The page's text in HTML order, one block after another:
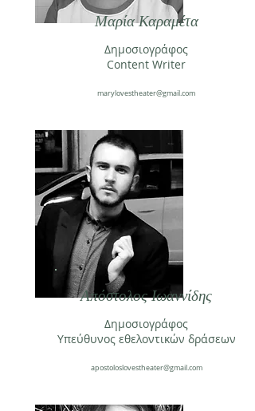
Μαρία Καραμέτα
Δημοσιογράφος
Content Writer
marylovestheater@gmail.com
Απόστολος Ιωαννίδης
Δημοσιογράφος
Υπεύθυνος εθελοντικών δράσεων
apostoloslovestheater@gmail.com